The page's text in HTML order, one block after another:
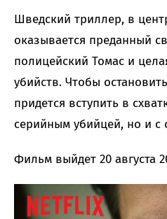
Шведский триллер, в
оказывается преданный
полицейский Томас и
убийств. Чтобы
придется вступить в
серийным убийцей, но и
Фильм выйдет 20 августа